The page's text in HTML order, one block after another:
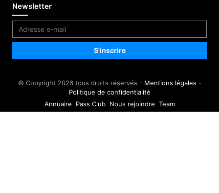
Newsletter
© Copyright 2026 tous droits réservés - Mentions légales -
Politique de confidentialité
Annuaire
Pass Club Nous rejoindre Team